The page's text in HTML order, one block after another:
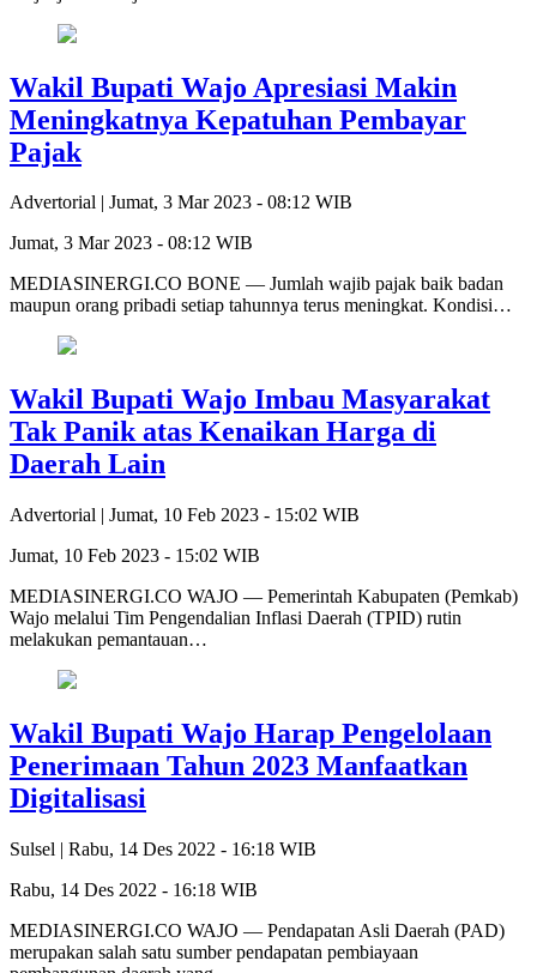
Wakil Bupati Wajo Apresiasi Makin
Meningkatnya Kepatuhan Pembayar
Pajak
Advertorial | Jumat, 3 Mar 2023 - 08:12 WIB
Jumat, 3 Mar 2023 - 08:12 WIB
MEDIASINERGI.CO BONE — Jumlah wajib pajak baik badan
maupun orang pribadi setiap tahunnya terus meningkat. Kondisi…
Wakil Bupati Wajo Imbau Masyarakat
Tak Panik atas Kenaikan Harga di
Daerah Lain
Advertorial | Jumat, 10 Feb 2023 - 15:02 WIB
Jumat, 10 Feb 2023 - 15:02 WIB
MEDIASINERGI.CO WAJO — Pemerintah Kabupaten (Pemkab)
Wajo melalui Tim Pengendalian Inflasi Daerah (TPID) rutin
melakukan pemantauan…
Wakil Bupati Wajo Harap Pengelolaan
Penerimaan Tahun 2023 Manfaatkan
Digitalisasi
Sulsel | Rabu, 14 Des 2022 - 16:18 WIB
Rabu, 14 Des 2022 - 16:18 WIB
MEDIASINERGI.CO WAJO — Pendapatan Asli Daerah (PAD)
merupakan salah satu sumber pendapatan pembiayaan